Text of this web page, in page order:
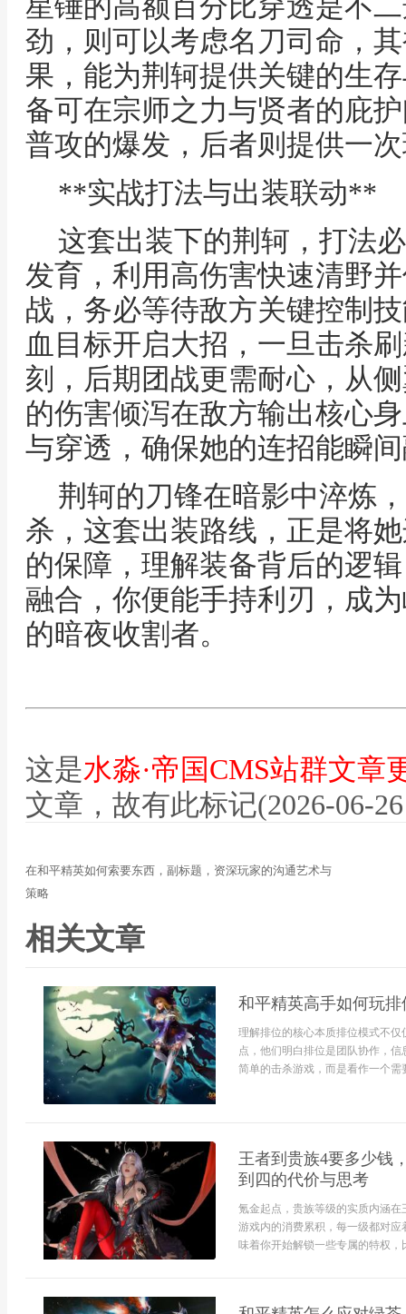
劲，则可以考虑名刀司命，
果，能为荆轲提供关键的生
备可在宗师之力与贤者的庇
普攻的爆发，后者则提供一
**实战打法与出装联动**
这套出装下的荆轲，打法
发育，利用高伤害快速清野
战，务必等待敌方关键控制
血目标开启大招，一旦击杀
刻，后期团战更需耐心，从
的伤害倾泻在敌方输出核心
与穿透，确保她的连招能瞬
荆轲的刀锋在暗影中淬炼
杀，这套出装路线，正是将
的保障，理解装备背后的逻
融合，你便能手持利刃，成
的暗夜收割者。
这是水淼·帝国CMS站群文章
文章，故有此标记(2026-06-
在和平精英如何索要东西，副标题，资深玩家的沟通艺术与
策略
相关文章
和平精英高手如何玩
理解排位的核心本质排位模式不
点，他们明白排位是团队协作，
简单的击杀游戏，而是看作一个
王者到贵族4要多少钱
到四的代价与思考
氪金起点，贵族等级的实质内涵
游戏内的消费累积，每一级都对
味着你开始解锁一些专属的特权